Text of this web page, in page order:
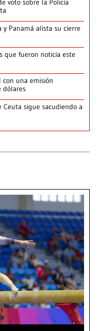
voto sobre la Policía
Panamá alista su cierre
que fueron noticia este
con una emisión
dólares
Ceuta sigue sacudiendo a